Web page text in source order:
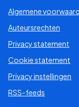
Algemene
Auteursrechten
Privacy statement
Cookie statement
Privacy instellingen
RSS-feeds